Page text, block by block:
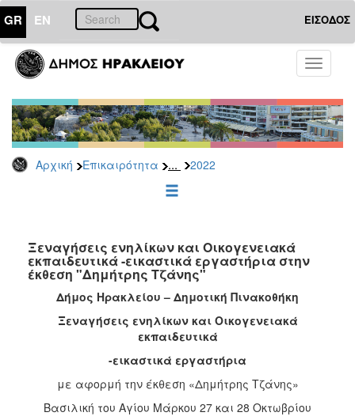
GR EN ΕΙΣΟΔΟΣ
Toggle
Αρχική Επικαιρότητα ... 2022
ΕΠΙΚΑΙΡΟΤΗΤΑ
Τύπου
Αρχείο
2026
2025
2022
2021
2020
2019
2016
2015
Ξεναγήσεις ενηλίκων και Οικογενειακά
εκπαιδευτικά -εικαστικά εργαστήρια στην
έκθεση "Δημήτρης Τζάνης"
Δήμος Ηρακλείου – Δημοτική Πινακοθήκη
Ξεναγήσεις ενηλίκων και Οικογενειακά
εκπαιδευτικά
-εικαστικά εργαστήρια
με αφορμή την έκθεση «Δημήτρης Τζάνης»
Βασιλική του Αγίου Μάρκου 27 και 28 Οκτωβρίου